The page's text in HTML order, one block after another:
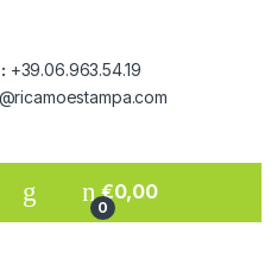
+39.06.963.54.19
0
€0,00